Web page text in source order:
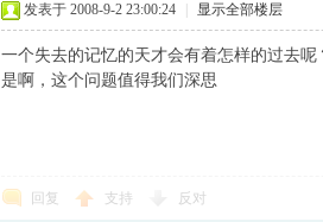
发表于 2008-9-2 23:00:24 显示全部楼层
一个失去的记忆的天才会有着怎样的过去呢
是啊，这个问题值得我们深思
回复 支持 反对